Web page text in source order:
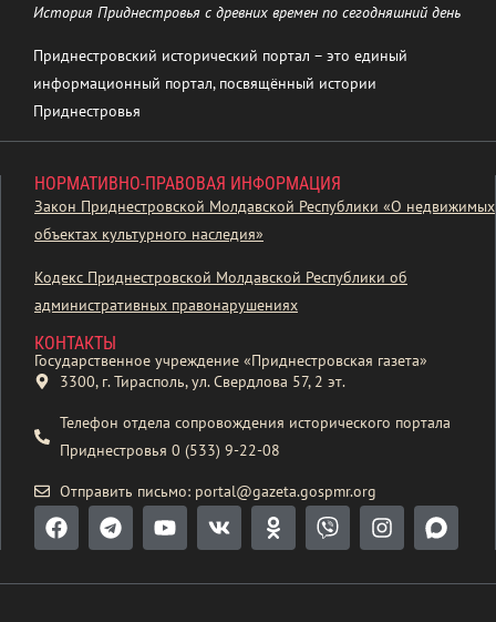
История Приднестровья с древних времен по сегодняшний день
Приднестровский исторический портал – это единый
информационный портал, посвящённый истории
Приднестровья
НОРМАТИВНО-ПРАВОВАЯ ИНФОРМАЦИЯ
Закон Приднестровской Молдавской Республики «О недвижимых
объектах культурного наследия»
Кодекс Приднестровской Молдавской Республики об
административных правонарушениях
КОНТАКТЫ
Государственное учреждение «Приднестровская газета»
3300, г. Тирасполь, ул. Свердлова 57, 2 эт.
Телефон отдела сопровождения исторического портала
Приднестровья 0 (533) 9-22-08
Отправить письмо: portal@gazeta.gospmr.org